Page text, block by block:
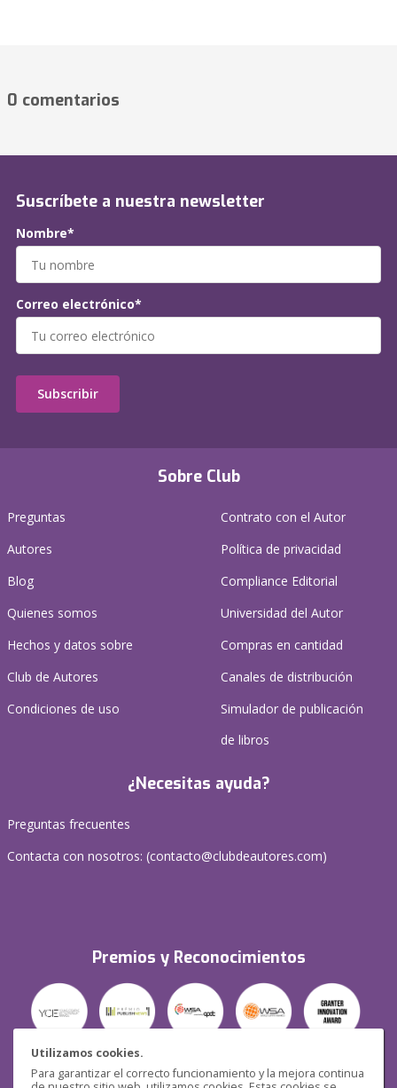
Utilizamos cookies.
Para garantizar el correcto funcionamiento y la mejora continua
0 comentarios
Sobre Club
Preguntas
Autores
Blog
Quienes somos
Hechos y datos sobre
Club de Autores
Condiciones de uso
Contrato con el Autor
Política de privacidad
Compliance Editorial
Universidad del Autor
Compras en cantidad
Canales de distribución
Simulador de publicación
de libros
¿Necesitas ayuda?
Preguntas frecuentes
Contacta con nosotros: (contacto@clubdeautores.com)
Premios y Reconocimientos
Seguridad
Suscríbete a nuestra newsletter
Nombre*
Correo electrónico*
Subscribir